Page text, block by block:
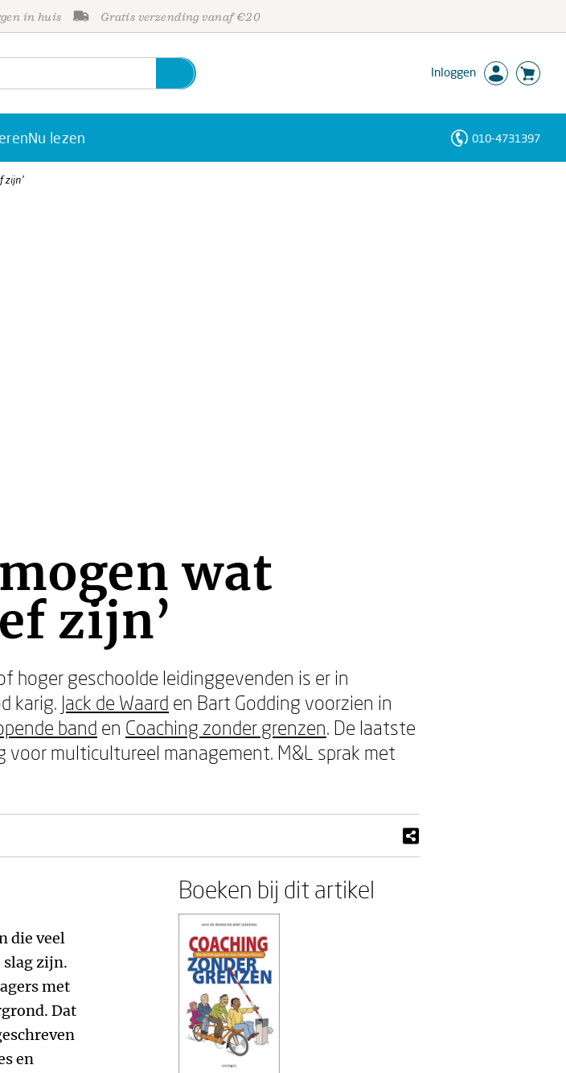
in huis Gratis verzending vanaf €20
Inloggen
Nu lezen 010-4731397
zijn’
wat
zijn’
hoger geschoolde leidinggevenden is er in
karig. Jack de Waard en Bart Godding voorzien in
band en Coaching zonder grenzen. De laatste
multicultureel management. M&L sprak met
die veel
slag zijn.
met
Dat
en
Boeken bij dit artikel
Personen